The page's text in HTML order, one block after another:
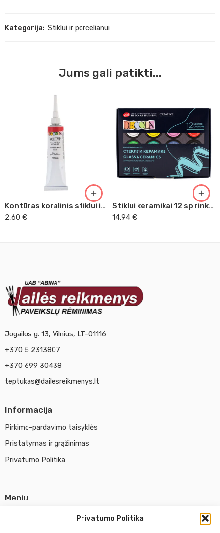
Privatumo Politika
Kategorija: Stiklui ir porcelianui
Jums gali patikti...
Kontūras koralinis stiklui ir keramikai
2,60 €
Stiklui keramikai 12 sp rinkinys Decola
14,94 €
Jogailos g. 13, Vilnius, LT-01116
+370 5 2313807
+370 699 30438
teptukas@dailesreikmenys.lt
Informacija
Pirkimo-pardavimo taisyklės
Pristatymas ir grąžinimas
Privatumo Politika
Meniu